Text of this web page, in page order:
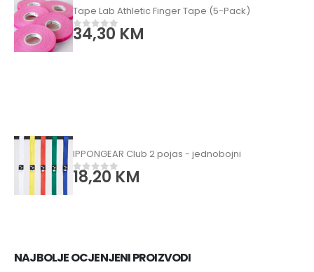
Tape Lab Athletic Finger Tape (5-Pack)
0od 5
34,30KM
IPPONGEAR Club 2 pojas - jednobojni
od 5
18,20KM
NAJBOLJE OCJENJENI PROIZVODI